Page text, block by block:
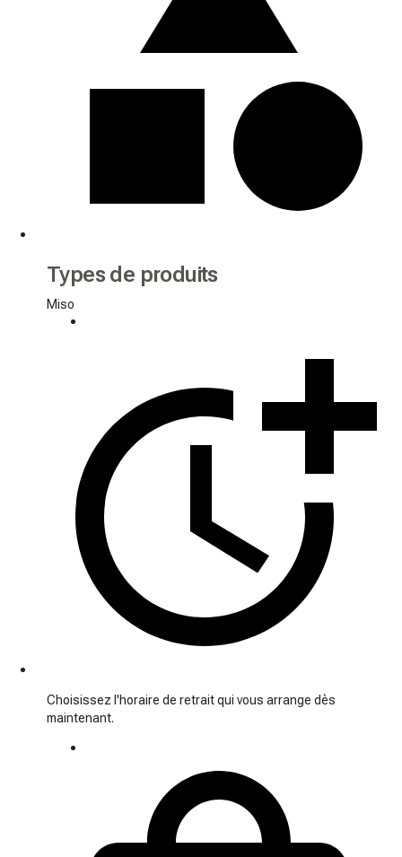
Types de produits
Miso
Choisissez l'horaire de retrait qui vous arrange dès
maintenant.